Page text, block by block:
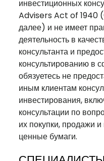
инвестиционных
Advisers Act of 1940
далее) и не имеет
деятельность в
консультанта и
консультированию в
обязуетесь не
иным клиентам
инвестирования,
консультации по
их покупки, продажи
ценные бумаги.